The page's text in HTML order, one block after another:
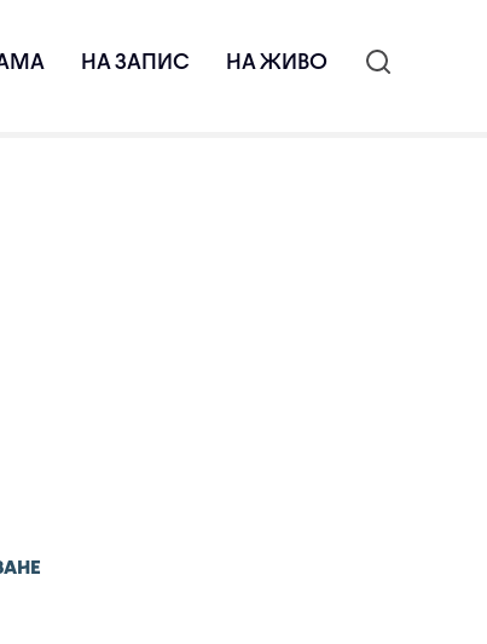
НА ЗАПИС НА ЖИВО